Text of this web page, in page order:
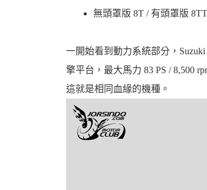
無頭罩版 8T / 有頭罩版 8TT
一開始看到動力系統部分，
擎平台，最大馬力 83 PS / 8,500
這就是相同血緣的機種。